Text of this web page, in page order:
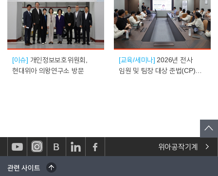
[이슈] 개인정보보호위원회,
현대위아 의왕연구소 방문
[교육/세미나] 2026년 전사
임원 및 팀장 대상 준법(CP)
위아공작기계
관련 사이트